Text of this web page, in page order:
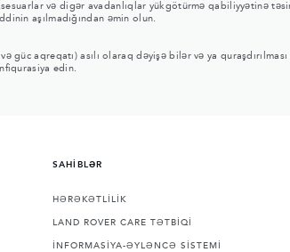
və digər avadanlıqlar yükgötürmə qabiliyyətinə
aşılmadığından əmin olun.
aqreqatı) asılı olaraq dəyişə bilər və ya
edin.
SAHİBLƏR
HƏRƏKƏTLİLİK
LAND ROVER CARE TƏTBİQİ
İNFORMASİYA-ƏYLƏNCƏ SİSTEMİ